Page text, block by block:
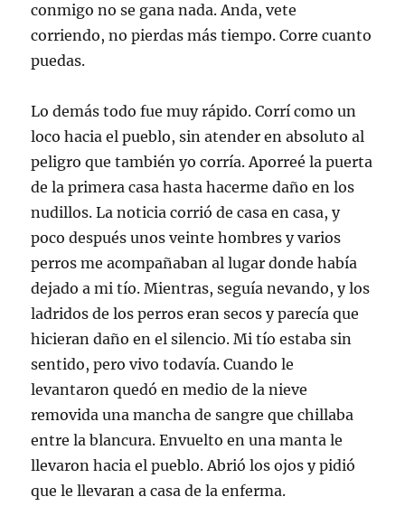
conmigo no se gana nada. Anda, vete
corriendo, no pierdas más tiempo. Corre cuanto
puedas.
Lo demás todo fue muy rápido. Corrí como un
loco hacia el pueblo, sin atender en absoluto al
peligro que también yo corría. Aporreé la puerta
de la primera casa hasta hacerme daño en los
nudillos. La noticia corrió de casa en casa, y
poco después unos veinte hombres y varios
perros me acompañaban al lugar donde había
dejado a mi tío. Mientras, seguía nevando, y los
ladridos de los perros eran secos y parecía que
hicieran daño en el silencio. Mi tío estaba sin
sentido, pero vivo todavía. Cuando le
levantaron quedó en medio de la nieve
removida una mancha de sangre que chillaba
entre la blancura. Envuelto en una manta le
llevaron hacia el pueblo. Abrió los ojos y pidió
que le llevaran a casa de la enferma.